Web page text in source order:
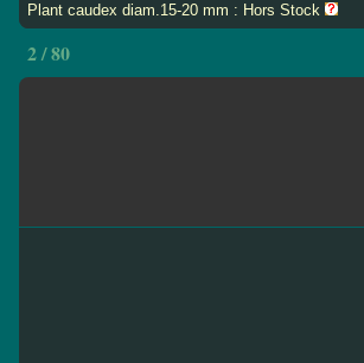
Plant caudex diam.15-20 mm : Hors Stock
2 / 80